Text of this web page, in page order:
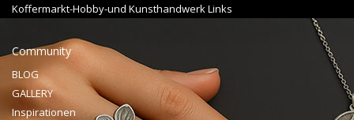
Koffermarkt-Hobby-und Kunsthandwerk Links
Community
BLOG
GALLERY
Inspirationen